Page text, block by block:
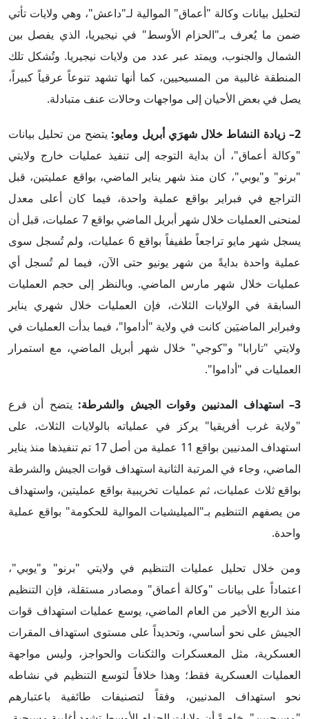
لتحليل بيانات وكالة "أعماق" الموالية لـ"داعش"، وهي ولايات تأتي
ضمن ما يُعرف بـ"الحزام الأوسط" في نيجيريا، الذي يفصل بين
الشمال والجنوب، ويمتد عبر عدد من ولايات نيجيريا. وتُشكل تلك
المنطقة غالبية من المسيحيين، كما أنها تشهد تنوعاً عرقياً كبيراً،
يصل في بعض الأحيان إلى مواجهات وحالات عنف متبادلة.
2– زيادة النشاط خلال شهرَي أبريل ومايو:
يتضح من تحليل بيانات
"وكالة أعماق"، أن بداية التوجه إلى تنفيذ عمليات خارج ولايتي
"برنو" و"يوبي"، كان منذ شهر يناير الماضي، بواقع عمليتين، قبل
التراجع في فبراير بواقع عملية واحدة، فيما كان أعلى معدل
لمنحنى العمليات خلال شهر أبريل الماضي بواقع 7 عمليات، قبل أن
يسجل شهر مايو تراجعاً طفيفاً بواقع 6 عمليات، ولم تُسجل سوى
عملية واحدة بدايةً من شهر يونيو حتى الآن، فيما لم تُسجل أي
عمليات خلال شهر مارس الماضي. وبالنظر إلى حجم العمليات
السابقة في الولايات الثلاث، فإن العمليات خلال شهري يناير
وفبراير الماضيَين كانت في ولاية "أداموا"، فيما بدأت العمليات في
ولايتي "تارابا" و"كوجي" خلال شهر أبريل الماضي، مع استمرار
العمليات في "أداموا".
3– استهداف المدنيين وقوات الجيش والشرطة: يتضح أن فرع
"ولاية غرب أفريقيا" يركز في عملياته بالولايات الثلاث، على
استهداف المدنيين بواقع 11 عملية من أصل 17 تم تنفيذها منذ يناير
الماضي، وجاء في المرتبة الثانية استهداف قوات الجيش والشرطة
بواقع ثلاث عمليات، ثم عمليات تخريبية بواقع عمليتين، واستهداف
من يصفهم التنظيم بـ"الميليشيات الموالية للحكومة" بواقع عملية
واحدة.
ومن خلال تحليل عمليات التنظيم في ولايتي "برنو" و"يوبي"،
اعتماداً على بيانات "وكالة أعماق" ومصادر مستقلة، فإن التنظيم
منذ الربع الأخير من العام الماضي، يوسع عمليات استهداف قوات
الجيش على نحو أساسي، وتحديداً على مستوى استهداف المقرات
العسكرية، مثل المعسكرات والثكنات والحواجز، وليس مواجهة
العمليات العسكرية فقط؛ وهذا خلافاً لتوسع التنظيم في نشاطه
نحو استهداف المدنيين، وفقاً لتصنيفات طائفية باعتبارهم